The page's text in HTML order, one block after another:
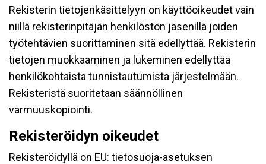
Rekisterin tietojenkäsittelyyn on käyttöoikeudet vain
niillä rekisterinpitäjän henkilöstön jäsenillä joiden
työtehtävien suorittaminen sitä edellyttää. Rekisterin
tietojen muokkaaminen ja lukeminen edellyttää
henkilökohtaista tunnistautumista järjestelmään.
Rekisteristä suoritetaan säännöllinen
varmuuskopiointi.
Rekisteröidyn oikeudet
Rekisteröidyllä on EU: tietosuoja-asetuksen